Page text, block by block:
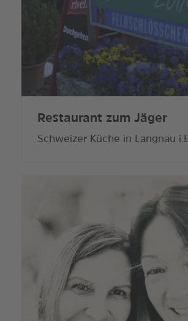
Restaurant zum Jäger
Schweizer Küche in Langnau